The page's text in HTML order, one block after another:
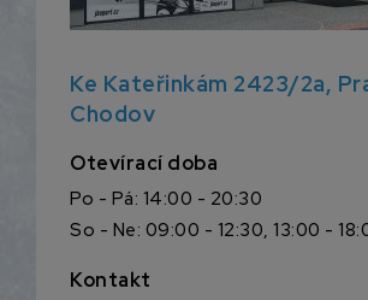
Ke Kateřinkám 2423/2a,
Chodov
Otevírací doba
Po - Pá: 14:00 - 20:30
So - Ne: 09:00 - 12:30, 13:00 -
Kontakt